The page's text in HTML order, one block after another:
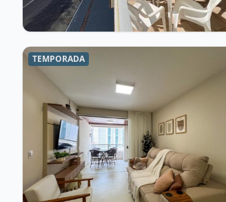
TEMPORADA